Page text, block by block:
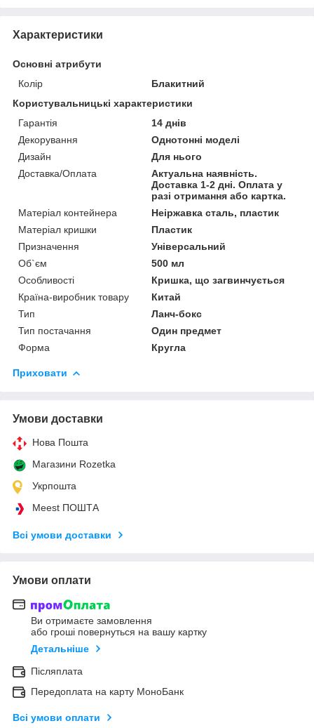
Характеристики
Основні атрибути
Колір
Блакитний
Користувальницькі характеристики
Гарантія
14 днів
Декорування
Однотонні моделі
Дизайн
Для нього
Доставка/Оплата
Актуальна наявність.
Доставка 1-2 дні. Оплата у
разі отримання або картка.
Матеріал контейнера
Неіржавка сталь, пластик
Матеріал кришки
Пластик
Призначення
Універсальний
Об`єм
500 мл
Особливості
Кришка, що загвинчується
Країна-виробник товару
Китай
Тип
Ланч-бокс
Тип постачання
Один предмет
Форма
Кругла
Приховати
Умови доставки
Нова Пошта
Магазини Rozetka
Укрпошта
Meest ПОШТА
Всі умови доставки
Умови оплати
Ви отримаєте замовлення
або гроші повернуться на вашу картку
Детальніше
Післяплата
Передоплата на карту МоноБанк
Всі умови оплати